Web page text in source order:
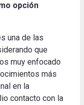
opción
una de las
que
muy enfocado
más
en la
contacto con la